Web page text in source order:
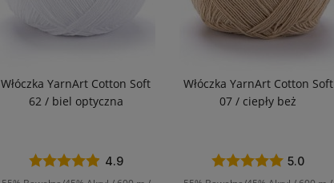
od
Włóczka YarnArt Cotton Soft
62 / biel optyczna
4.9
Włóczka YarnArt Cotton Soft
07 / ciepły beż
5.0